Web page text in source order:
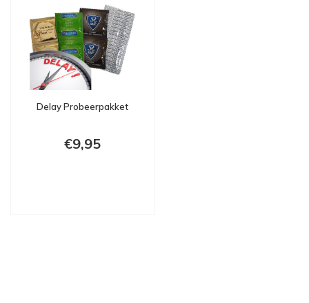
Delay Probeerpakket
€9,95